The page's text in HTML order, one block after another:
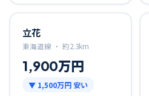
立花
東海道線 ・ 約2.3km
1,900万円
▼ 1,500万円 安い